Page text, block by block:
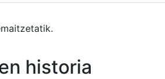
historia